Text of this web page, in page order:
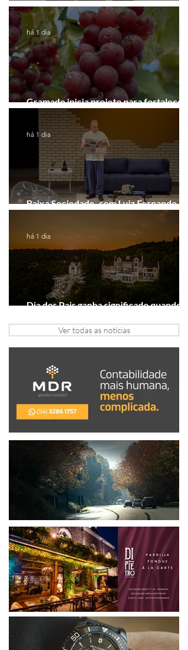
Coluna de Caxias
Gramado inicia projeto para fortalecer a
Rota do Vinho
há 1 dia
Baixa Sociedade, com Luiz Fernando
Guimarães, chega a Novo Hamburgo
há 1 dia
Dia dos Pais ganha significado quando o
há 1 dia
Ver todas as notícias